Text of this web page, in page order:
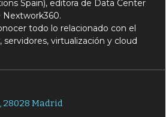
Spain), editora de Data Center
todo lo relacionado con el
virtualización y cloud
28028 Madrid